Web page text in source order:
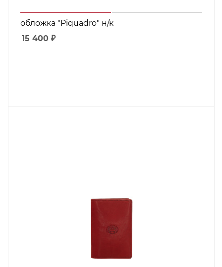
обложка "Piquadro" н/к
15 400 ₽